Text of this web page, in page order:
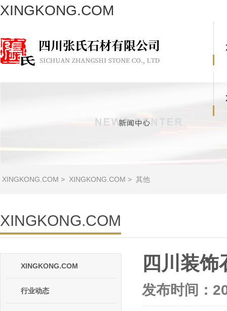
XINGKONG.COM
XINGKONG.COM > XINGKONG.COM > 其他
XINGKONG.COM
XINGKONG.COM
行业动态
四川装
发布时间：